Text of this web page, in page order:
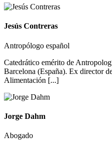
Jesús Contreras
Antropólogo español
Catedrático emérito de
Barcelona (España). Ex director
Alimentación [...]
Jorge Dahm
Abogado